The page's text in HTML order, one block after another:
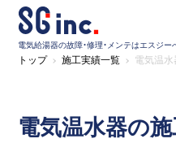
電気給湯器の故障・修理・メンテはエスジー
トップ 施工実績一覧 電気温水
電気温水器の